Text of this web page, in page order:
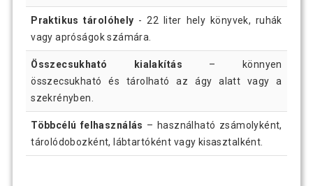
Praktikus tárolóhely - 22 liter hely könyvek, ruhák
vagy apróságok számára.
Összecsukható kialakítás – könnyen
összecsukható és tárolható az ágy alatt vagy a
szekrényben.
Többcélú felhasználás – használható zsámolyként,
tárolódobozként, lábtartóként vagy kisasztalként.